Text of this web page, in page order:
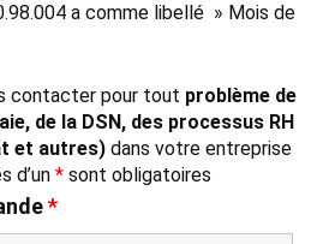
a comme libellé » Mois de
contacter pour tout problème de
de la DSN, des processus RH
et autres) dans votre entreprise
d’un * sont obligatoires
*